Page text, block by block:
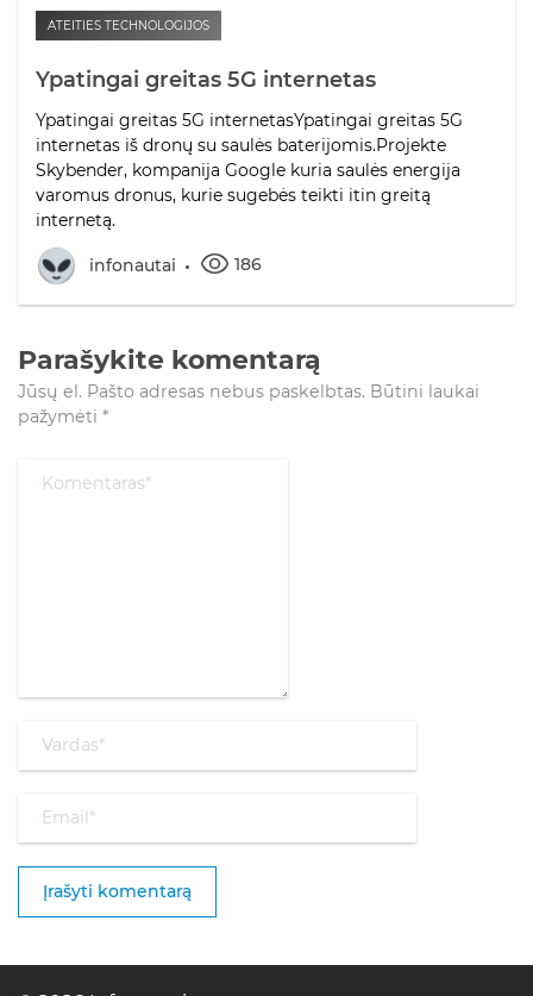
ATEITIES TECHNOLOGIJOS
Ypatingai greitas 5G internetas
Ypatingai greitas 5G internetasYpatingai greitas 5G
internetas iš dronų su saulės baterijomis.Projekte
Skybender, kompanija Google kuria saulės energija
varomus dronus, kurie sugebės teikti itin greitą
internetą.
infonautai 186
Parašykite komentarą
Jūsų el. Pašto adresas nebus paskelbtas. Būtini laukai
pažymėti *